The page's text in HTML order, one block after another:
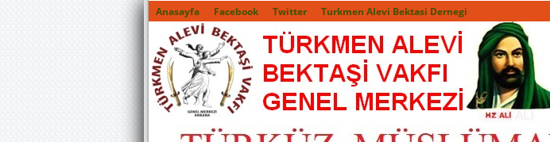
Anasayfa Facebook Twitter Turkmen Alevi Bektasi Dernegi